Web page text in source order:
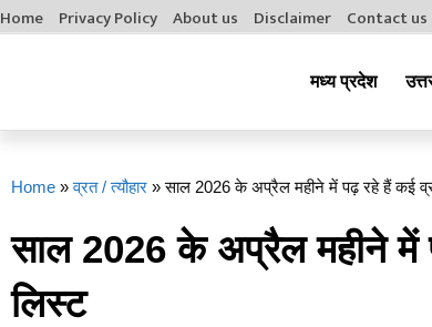
Home Privacy Policy About us Disclaimer Contact us
मध्य प्रदेश
Home » व्रत / त्यौहार »साल 2026 के अप्रैल महीने में पढ़ रहे हैं कई
साल 2026 के अप्रैल महीने में
लिस्ट